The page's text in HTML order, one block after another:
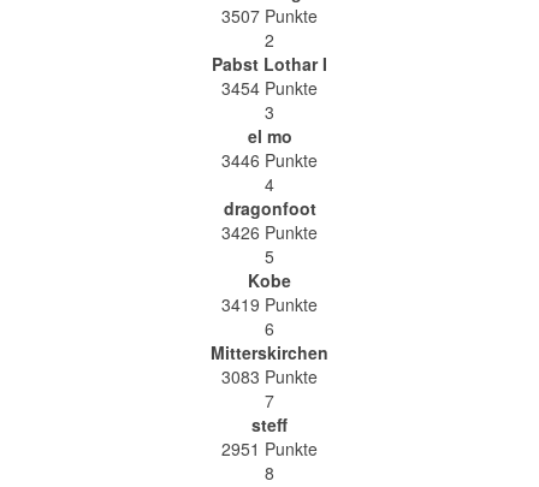
3507 Punkte
2
Pabst Lothar I
3454 Punkte
3
el mo
3446 Punkte
4
dragonfoot
3426 Punkte
5
Kobe
3419 Punkte
6
Mitterskirchen
3083 Punkte
7
steff
2951 Punkte
8